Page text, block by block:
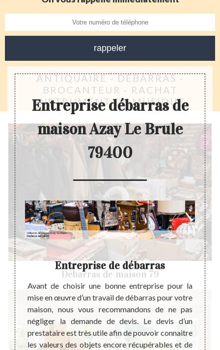
ANTIQUAIRE - DÉBARRAS -
BROCANTEUR - RACHAT
INSTRUMENT DE MUSIQUE
Débarras de maison 79
Entreprise débarras de
maison Azay Le Brule
79400
à un
ce
Et
Entreprise de débarras
Avant de choisir une bonne entreprise pour la
mise en œuvre d’un travail de débarras pour votre
maison, nous vous recommandons de ne pas
négliger la demande de devis. Le devis d’un
prestataire est très utile afin de pouvoir connaitre
les valeurs des objets encore récupérables et de
dans